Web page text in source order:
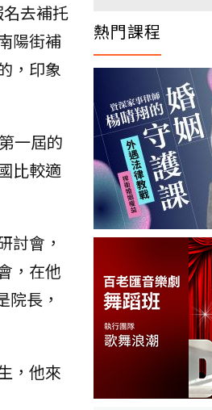
去補托
陽街補
，印象
一屆的
比較適
討會，
，在他
長，
，他來
熱門課程